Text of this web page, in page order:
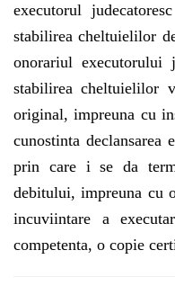
executorul
stabilirea cheltuielilor
onorariul executorului
stabilirea cheltuielilor
original, impreuna cu
cunostinta declansarea
prin care i se da
debitului, impreuna cu
incuviintare a
competenta, o copie